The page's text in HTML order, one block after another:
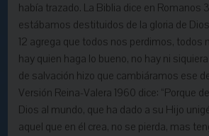
había trazado. La Biblia dice en Romanos
estábamos destituidos de la gloria de Dios
12 agrega que todos nos perdimos, todos
hay quien haga lo bueno, no hay ni
de salvación hizo que cambiáramos ese
Versión Reina-Valera 1960 dice: “Porque
Dios al mundo, que ha dado a su Hijo
aquel que en él crea, no se pierda, mas